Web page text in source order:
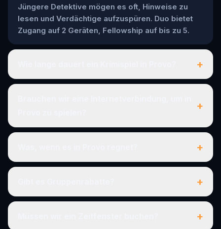
Jüngere Detektive mögen es oft, Hinweise zu
lesen und Verdächtige aufzuspüren. Duo bietet
Zugang auf 2 Geräten, Fellowship auf bis zu 5.
+
+
+
+
+